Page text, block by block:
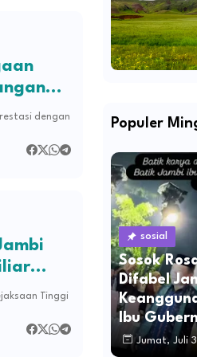
dengan
Tinggi
Populer
sosial
Sosok
Difabel
Ibu
Jumat, Juli